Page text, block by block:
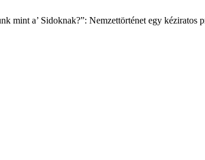
mint a’ Sidoknak?”: Nemzettörténet egy kéziratos